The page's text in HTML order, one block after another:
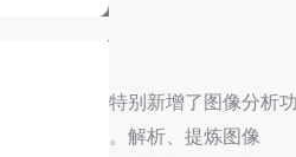
特别新增了图像分析
解析、提炼图像。